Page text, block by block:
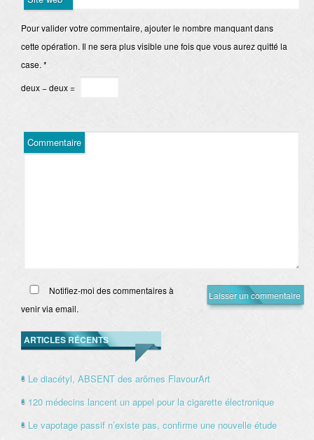
Pour valider votre commentaire, ajouter le nombre manquant dans
cette opération. Il ne sera plus visible une fois que vous aurez quitté la
case. *
deux − deux =
Commentaire
Notifiez-moi des commentaires à
venir via email.
ARTICLES RÉCENTS
Le diacétyl, ABSENT des arômes FlavourArt
120 médecins lancent un appel pour la cigarette électronique
Le vapotage passif n’existe pas, confirme une nouvelle étude